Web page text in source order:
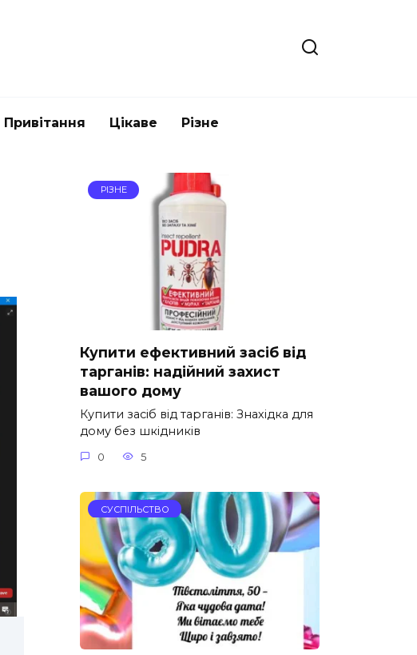
Привітання Цікаве Різне
РІЗНЕ
Купити ефективний засіб від
тарганів: надійний захист
вашого дому
Купити засіб від тарганів: Знахідка для
дому без шкідників
0 5
СУСПІЛЬСТВО